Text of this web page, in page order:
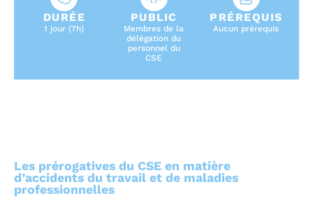
DURÉE
1 jour (7h)
PUBLIC
Membres de la
délégation du
personnel du
CSE
PRÉREQUIS
Aucun prérequis
Les prérogatives du CSE en matière
d’accidents du travail et de maladies
professionnelles